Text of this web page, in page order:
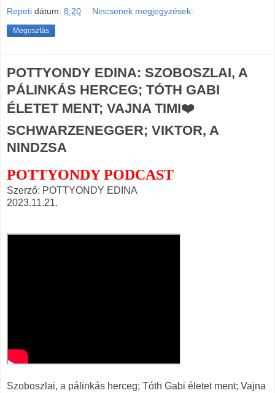
Repeti dátum: 8:20 Nincsenek megjegyzések:
Megosztás
POTTYONDY EDINA: SZOBOSZLAI, A
PÁLINKÁS HERCEG; TÓTH GABI
ÉLETET MENT; VAJNA TIMI❤️
SCHWARZENEGGER; VIKTOR, A
NINDZSA
POTTYONDY PODCAST
Szerző: POTTYONDY EDINA
2023.11.21.
Szoboszlai, a pálinkás herceg; Tóth Gabi életet ment; Vajna